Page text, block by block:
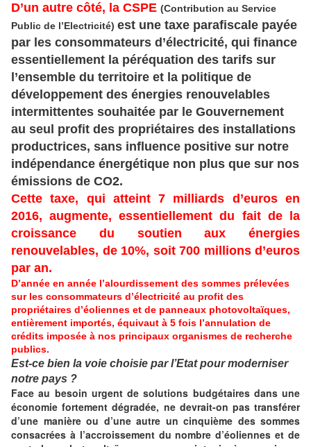
D’un autre côté, la CSPE (Contribution au Service
Public de l’Electricité) est une taxe parafiscale payée
par les consommateurs d’électricité, qui finance
essentiellement la péréquation des tarifs sur
l’ensemble du territoire et la politique de
développement des énergies renouvelables
intermittentes souhaitée par le Gouvernement
au seul profit des propriétaires des installations
productrices, sans influence positive sur notre
indépendance énergétique non plus que sur nos
émissions de CO2.
Cette taxe, qui atteint 7 milliards d’euros en
2016, augmente, essentiellement du fait de la
croissance du soutien aux énergies
renouvelables, de 10%, soit 700 millions d’euros
par an.
D’année en année l’alourdissement des sommes prélevées
sur les consommateurs d’électricité au profit des
propriétaires d’éoliennes et de panneaux photovoltaïques,
entièrement importés, équivaut à 5 fois l’annulation de
crédits imposée à nos principaux organismes de recherche
publics.
Est-ce bien la voie choisie par l’Etat pour moderniser
notre pays ?
Face au besoin urgent de solutions budgétaires dans une
économie fortement dégradée, ne devrait-on pas transférer
d’une manière ou d’une autre un cinquième des sommes
consacrées à l’accroissement du nombre d’éoliennes et de